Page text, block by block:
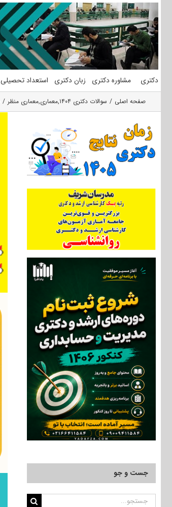
محتوا
دکتری مشاوره دکتری زبان دکتری استعداد تحصیلی
صفحه اصلی سوالات دکتری ۱۴۰۴ ,معماری,معماری منظر
جست و جو
جستجو